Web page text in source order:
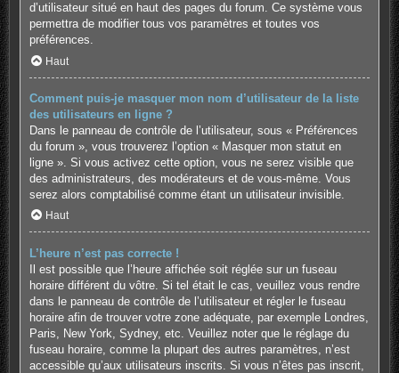
d’utilisateur situé en haut des pages du forum. Ce système vous
permettra de modifier tous vos paramètres et toutes vos
préférences.
Haut
Comment puis-je masquer mon nom d’utilisateur de la liste
des utilisateurs en ligne ?
Dans le panneau de contrôle de l’utilisateur, sous « Préférences
du forum », vous trouverez l’option « Masquer mon statut en
ligne ». Si vous activez cette option, vous ne serez visible que
des administrateurs, des modérateurs et de vous-même. Vous
serez alors comptabilisé comme étant un utilisateur invisible.
Haut
L’heure n’est pas correcte !
Il est possible que l’heure affichée soit réglée sur un fuseau
horaire différent du vôtre. Si tel était le cas, veuillez vous rendre
dans le panneau de contrôle de l’utilisateur et régler le fuseau
horaire afin de trouver votre zone adéquate, par exemple Londres,
Paris, New York, Sydney, etc. Veuillez noter que le réglage du
fuseau horaire, comme la plupart des autres paramètres, n’est
accessible qu’aux utilisateurs inscrits. Si vous n’êtes pas inscrit,